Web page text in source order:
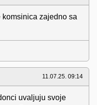
komsinica zajedno sa
11.07.25. 09:14
uvaljuju svoje